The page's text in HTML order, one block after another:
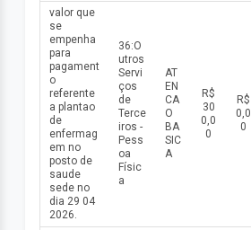
valor que
se
empenha
para
pagament
o
referente
a plantao
de
enfermag
em no
posto de
saude
sede no
dia 29 04
2026.
36:O
utros
Servi
ços
de
Terce
iros -
Pess
oa
Físic
a
AT
EN
CA
O
BA
SIC
A
R$
30
0,0
0
R$
0,0
0